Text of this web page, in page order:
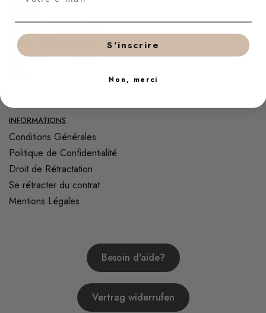
Paiement et Expédition
Retour & Réclamation
Programme de fidélité
INFORMATIONS
Conditions Générales
Politique de Confidentialité
Droit de Rétractation
Se rétracter du contrat
Mentions Légales
Besoin d'aide?
Vertrag widerrufen
S'inscrire
Non, merci